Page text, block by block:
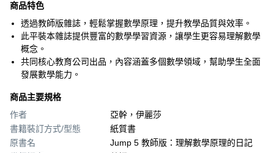
商品特色
透過教師版雜誌，輕鬆掌握數學原理，提升教學品質與效率。
此平裝本雜誌提供豐富的數學學習資源，讓學生更容易理解數學
概念。
共同核心教育公司出品，內容涵蓋多個數學領域，幫助學生全面
發展數學能力。
商品主要規格
作者
亞幹，伊麗莎
書籍裝訂方式/型態
紙質書
原書名
Jump 5 教師版：理解數學原理的日記